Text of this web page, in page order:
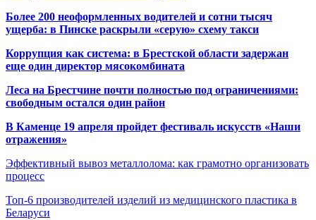
Более 200 неоформленных водителей и сотни тысяч
ущерба: в Пинске раскрыли «серую» схему такси
Коррупция как система: в Брестской области задержан
еще один директор мясокомбината
Леса на Брестчине почти полностью под ограничениями:
свободным остался один район
В Каменце 19 апреля пройдет фестиваль искусств «Наши
отражения»
Эффективный вывоз металлолома: как грамотно организовать
процесс
Топ-6 производителей изделий из медицинского пластика в
Беларуси